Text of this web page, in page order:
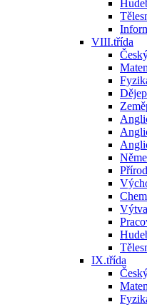
VIII.třída
IX.třída